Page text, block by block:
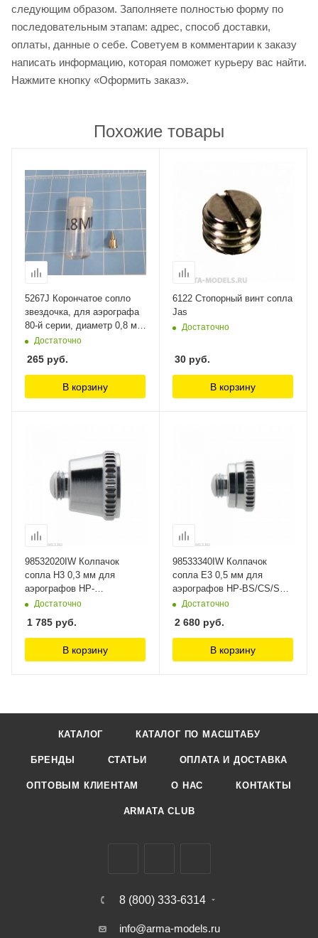
следующим образом. Заполняете полностью форму по
последовательным этапам: адрес, способ доставки,
оплаты, данные о себе. Советуем в комментарии к заказу
написать информацию, которая поможет курьеру вас найти.
Нажмите кнопку «Оформить заказ».
Похожие товары
5267J Корончатое сопло
звездочка, для аэрографа
80-й серии, диаметр 0,8 мм
JasДостаточно
265 руб.
В корзину
6122 Стопорный винт сопла
Jas
Достаточно
30 руб.
В корзину
98532020IW Колпачок
сопла H3 0,3 мм для
аэрографов HP-
CH/CP/BC1P (I 140 3) Anest
Достаточно
1 785 руб.
В корзину
98533340IW Колпачок
сопла E3 0,5 мм для
аэрографов HP-BS/CS/SBS
(I 602 2) Anest Iwata
Достаточно
2 680 руб.
В корзину
КАТАЛОГ КАТАЛОГ ПО МАСШТАБУ
БРЕНДЫ СТАТЬИ ОПЛАТА И ДОСТАВКА
ОПТОВЫМ КЛИЕНТАМ О НАС КОНТАКТЫ
ARMATA CLUB
8 (800) 333-6314
info@arma-models.ru